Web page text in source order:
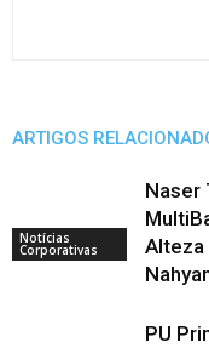
ARTIGOS
Notícias
Corporativas
Naser
Alteza
PU